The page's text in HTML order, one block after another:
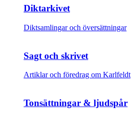
Diktarkivet
Diktsamlingar och översättningar
Sagt och skrivet
Artiklar och föredrag om Karlfeldt
Tonsättningar & ljudspår